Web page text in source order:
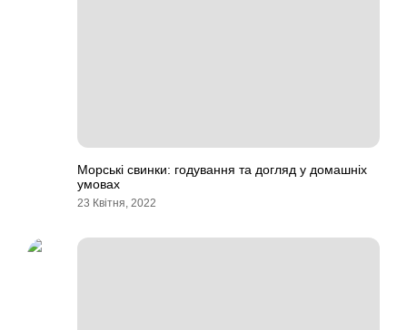
Морські свинки: годування та догляд у домашніх
умовах
23 Квітня, 2022